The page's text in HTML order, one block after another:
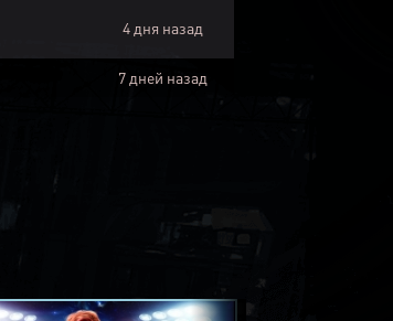
4 дня назад
7 дней назад